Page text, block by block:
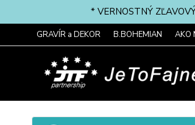
* VERNOSTNÝ
GRAVÍR a DEKOR B.BOHEMIAN AKO